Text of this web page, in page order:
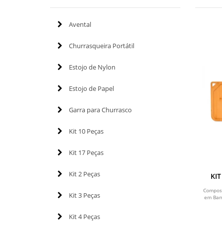
Avental
Churrasqueira Portátil
Estojo de Nylon
Estojo de Papel
Garra para Churrasco
Kit 10 Peças
Kit 17 Peças
Kit 2 Peças
Kit 3 Peças
Kit 4 Peças
em